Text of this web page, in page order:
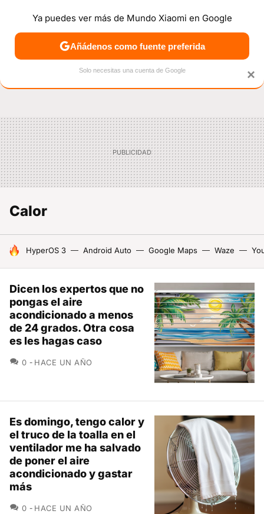
NOTICIAS MÓVILES TUTORIALES OFERTAS
Calor
HOY SE HABLA DE
HyperOS 3 Android Auto Google Maps Waze
Dicen los expertos que no
pongas el aire
acondicionado a menos
de 24 grados. Otra cosa
es les hagas caso
0 COMENTARIOS
HACE UN AÑO
Es domingo, tengo calor y
el truco de la toalla en el
ventilador me ha salvado
de poner el aire
acondicionado y gastar
más
0 COMENTARIOS
HACE UN AÑO
×
Ya puedes ver más de Mundo Xiaomi en Google
Añádenos como fuente preferida
Solo necesitas una cuenta de Google